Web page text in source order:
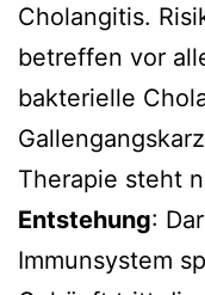
Cholangitis.
betreffen vor
bakterielle
Therapie steht
Entstehung:
Immunsystem